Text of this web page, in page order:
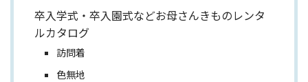
卒入学式・卒入園式などお母さんきものレンタ
ルカタログ
訪問着
色無地